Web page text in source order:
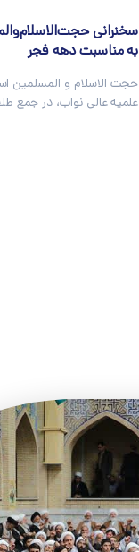
سخنرانی
به مناسبت دهه فجر
حجت الاسلام و المسلمین
علمیه عالی نواب، در جمع